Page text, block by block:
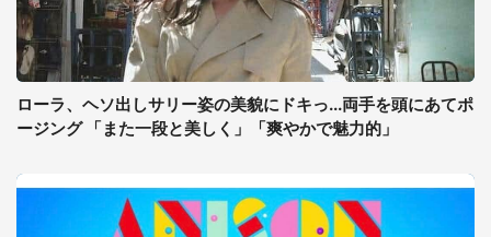
ローラ、ヘソ出しサリー姿の美貌にドキっ...両手を頭にあてポ
ージング 「また一段と美しく」「爽やかで魅力的」